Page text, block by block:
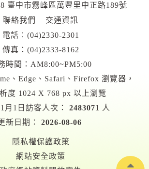
臺中市霧峰區萬豐里中正路189號
聯絡我們
交通資訊
電話︰ (04)2330-2301
傳真：(04)2333-8162
時間：AM8:00~PM5:00
、Edge、Safari、Firefox 瀏覽器，
度 1024 X 768 px 以上瀏覽
月1日訪客人次：
2483071 人
新日期：
2026-08-06
隱私權保護政策
網站安全政策